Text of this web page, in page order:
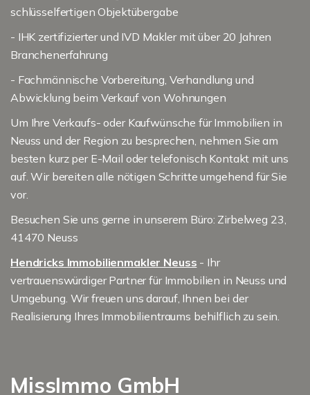
schlüsselfertigen Objektübergabe
- IHK zertifizierter und IVD Makler mit über 20 Jahren
Branchenerfahrung
- Fachmännische Vorbereitung, Verhandlung und
Abwicklung beim Verkauf von Wohnungen
Um Ihre Verkaufs- oder Kaufwünsche für Immobilien in
Neuss und der Region zu besprechen, nehmen Sie am
besten kurz per E-Mail oder telefonisch Kontakt mit uns
auf. Wir bereiten alle nötigen Schritte umgehend für Sie
vor.
Besuchen Sie uns gerne in unserem Büro: Zirbelweg 23,
41470 Neuss
Hendricks Immobilienmakler Neuss - Ihr
vertrauenswürdiger Partner für Immobilien in Neuss und
Umgebung. Wir freuen uns darauf, Ihnen bei der
Realisierung Ihres Immobilientraums behilflich zu sein.
MissImmo GmbH